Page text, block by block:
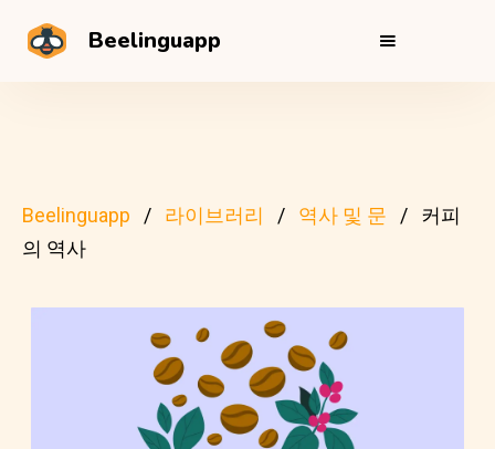
Beelinguapp
Beelinguapp 라이브러리 역사 및 문
커피
의 역사